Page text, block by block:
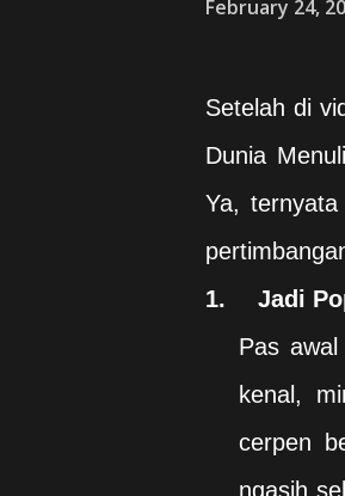
February 24,
Setelah di
Dunia
Ya,
1.
Jadi
Pas
kenal,
cerpen
ngasih